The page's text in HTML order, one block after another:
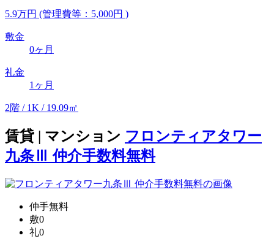
5.9万円 (管理費等：5,000円 )
敷金
0ヶ月
礼金
1ヶ月
2階 / 1K / 19.09㎡
賃貸 | マンション フロンティアタワー
九条Ⅲ 仲介手数料無料
仲手無料
敷0
礼0